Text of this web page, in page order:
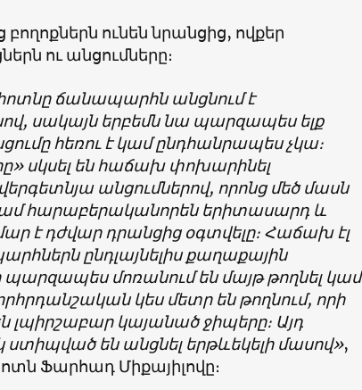
ունեն նրանցից, ովքեր
ու անցումները։
ճանապարհն անցնում է
սակայն երբեմն նա պարզապես ելք
հեռու է կամ ընդհանրապես չկա։
սկսել են հաճախ փոխարինել
անցումներով, որոնց մեծ մասն
հարաբերականորեն երիտասարդ և
է դժվար դրանցից օգտվելը։ Հաճախ էլ
ընդլայնելիս քաղաքային
պարզապես մոռանում են մայթ թողնել կամ
կես մետր են թողնում, որի
լպիրշաբար կայանած ջիպերը։ Այդ
ստիպված են անցնել երթևեկելի մասով»,
Ֆարհադ Միքայիլովը։